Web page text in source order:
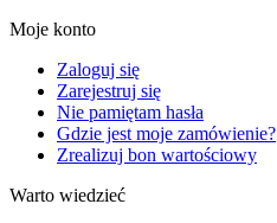
Moje konto
Zaloguj się
Zarejestruj się
Nie pamiętam hasła
Gdzie jest moje zamówienie?
Zrealizuj bon wartościowy
Warto wiedzieć